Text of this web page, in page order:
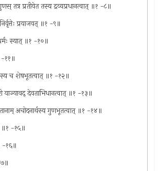
तत्र प्रतीयेत तस्य द्रव्यप्रधानत्वात् ॥१ -८॥
प्रयाजवत् ॥१ -९॥
स्यात् ॥१ -१०॥
-११॥
च शेषभूतत्वात् ॥१ -१२॥
याज्यावद् देवताभिधानत्वात् ॥१ -१३॥
अचोदनार्थस्य गुणभूतत्वात् ॥१ -१४॥
॥१ -१५॥
-१६॥